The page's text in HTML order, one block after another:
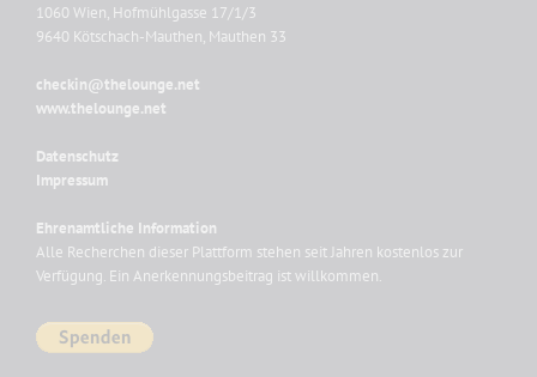
1060 Wien, Hofmühlgasse 17/1/3
9640 Kötschach-Mauthen, Mauthen 33
checkin@thelounge.net
www.thelounge.net
Datenschutz
Impressum
Ehrenamtliche Information
Alle Recherchen dieser Plattform stehen seit Jahren kostenlos zur
Verfügung. Ein Anerkennungsbeitrag ist willkommen.